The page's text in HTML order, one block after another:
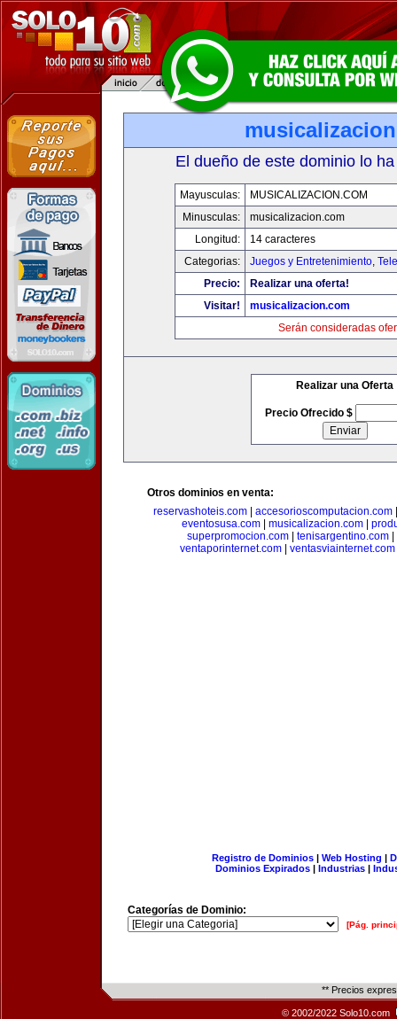
El dueño de este dominio lo
Mayusculas:
MUSICALIZACION.COM
Minusculas:
musicalizacion.com
Longitud:
14 caracteres
Categorias:
Juegos y Entretenimiento,
Precio:
Realizar una oferta!
Visitar!
musicalizacion.com
Serán consideradas
Realizar una Oferta
Precio Ofrecido $
Otros dominios en venta:
reservashoteis.com| accesorioscomputacion.com
eventosusa.com| musicalizacion.com|
superpromocion.com
tenisargentino.com
ventaporinternet.com
ventasviainternet.com
Registro de Dominios| Web Hosting |
Dominios Expirados | Industrias |
Categorías de Dominio:
[Pág.
** Precios
© 2002/2022 Solo10.com